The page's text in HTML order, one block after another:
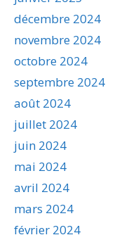
décembre 2024
novembre 2024
octobre 2024
septembre 2024
août 2024
juillet 2024
juin 2024
mai 2024
avril 2024
mars 2024
février 2024